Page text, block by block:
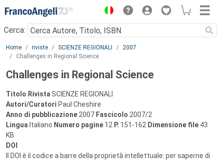
Menu
Cerca:
Main content
Home riviste SCIENZE REGIONALI
2007
Challenges in Regional Science
Challenges in Regional Science
Titolo Rivista SCIENZE REGIONALI
Autori/Curatori Paul Cheshire
Anno di pubblicazione 2007 Fascicolo 2007/2
Lingua Italiano Numero pagine 12 P. 151-162 Dimensione file 43
KB
DOI
Il DOI è il codice a barre della proprietà intellettuale: per saperne di